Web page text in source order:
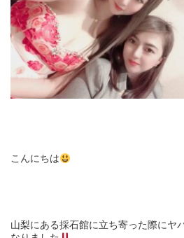
こんにちは
山梨にある採石館に立ち寄った際にヤ